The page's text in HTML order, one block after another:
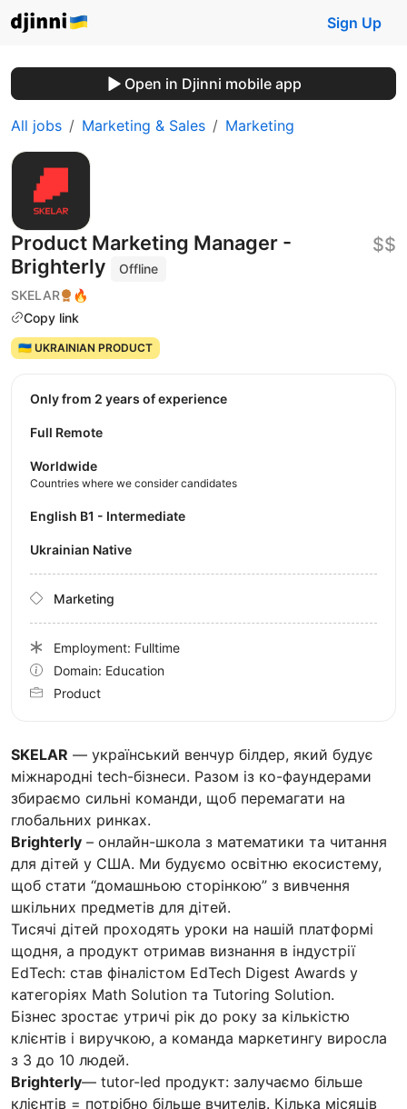
Sign Up
Open in Djinni mobile app
All jobs Marketing & Sales Marketing
Product Marketing Manager -
Brighterly
Offline
SKELAR
🔥
Copy link
$$
🇺🇦 UKRAINIAN PRODUCT
SKELAR — український венчур білдер, який будує
міжнародні tech-бізнеси. Разом із ко-фаундерами
збираємо сильні команди, щоб перемагати на
глобальних ринках.
Brighterly – онлайн-школа з математики та читання
для дітей у США. Ми будуємо освітню екосистему,
щоб стати “домашньою сторінкою” з вивчення
шкільних предметів для дітей.
Тисячі дітей проходять уроки на нашій платформі
щодня, а продукт отримав визнання в індустрії
EdTech: став фіналістом EdTech Digest Awards у
категоріях Math Solution та Tutoring Solution.
Бізнес зростає утричі рік до року за кількістю
клієнтів і виручкою, а команда маркетингу виросла
з 3 до 10 людей.
Brighterly— tutor-led продукт: залучаємо більше
клієнтів = потрібно більше вчителів. Кілька місяців
Only from 2 years of experience
Full Remote
Worldwide
Countries where we consider candidates
English B1 - Intermediate
Ukrainian Native
Marketing
Employment: Fulltime
Domain: Education
Product